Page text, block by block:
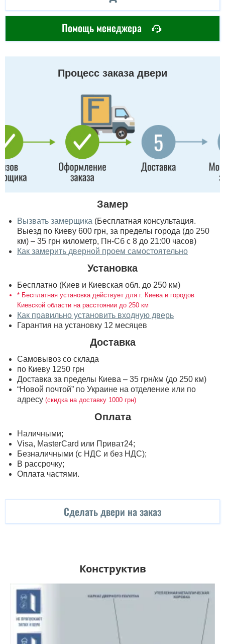
Помощь менеджера
Процесс заказа двери
Замер
Вызвать замерщика (Бесплатная консультация.
Выезд по Киеву 600 грн, за пределы города (до 250
км) – 35 грн километр, Пн-Сб с 8 до 21:00 часов)
Как замерить дверной проем самостоятельно
Установка
Бесплатно (Киев и Киевская обл. до 250 км)
* Бесплатная установка действует для г. Киева и городов
Киевской области на расстоянии до 250 км
Как правильно установить входную дверь
Гарантия на установку 12 месяцев
Доставка
Самовывоз со склада
по Киеву 1250 грн
Доставка за пределы Киева – 35 грн/км (до 250 км)
“Новой почтой” по Украине на отделение или по
адресу (скидка на доставку 1000 грн)
Оплата
Наличными;
Visa, MasterСard или Приват24;
Безналичными (с НДС и без НДС);
В рассрочку;
Оплата частями.
Сделать двери на заказ
Конструктив